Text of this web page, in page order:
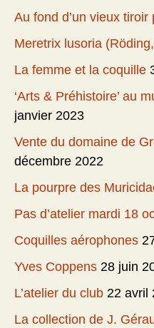
Au fond d’un vieux
Meretrix lusoria
La femme et la coquille
‘Arts & Préhistoire’ au
janvier 2023
Vente du domaine de
décembre 2022
La pourpre des
Pas d’atelier mardi 18
Coquilles aérophones
Yves Coppens 28 juin
L’atelier du club 22 avril
La collection de J.